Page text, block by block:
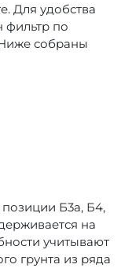
Для удобства
фильтр по
собраны
Б3а, Б4,
на
учитывают
грунта из ряда